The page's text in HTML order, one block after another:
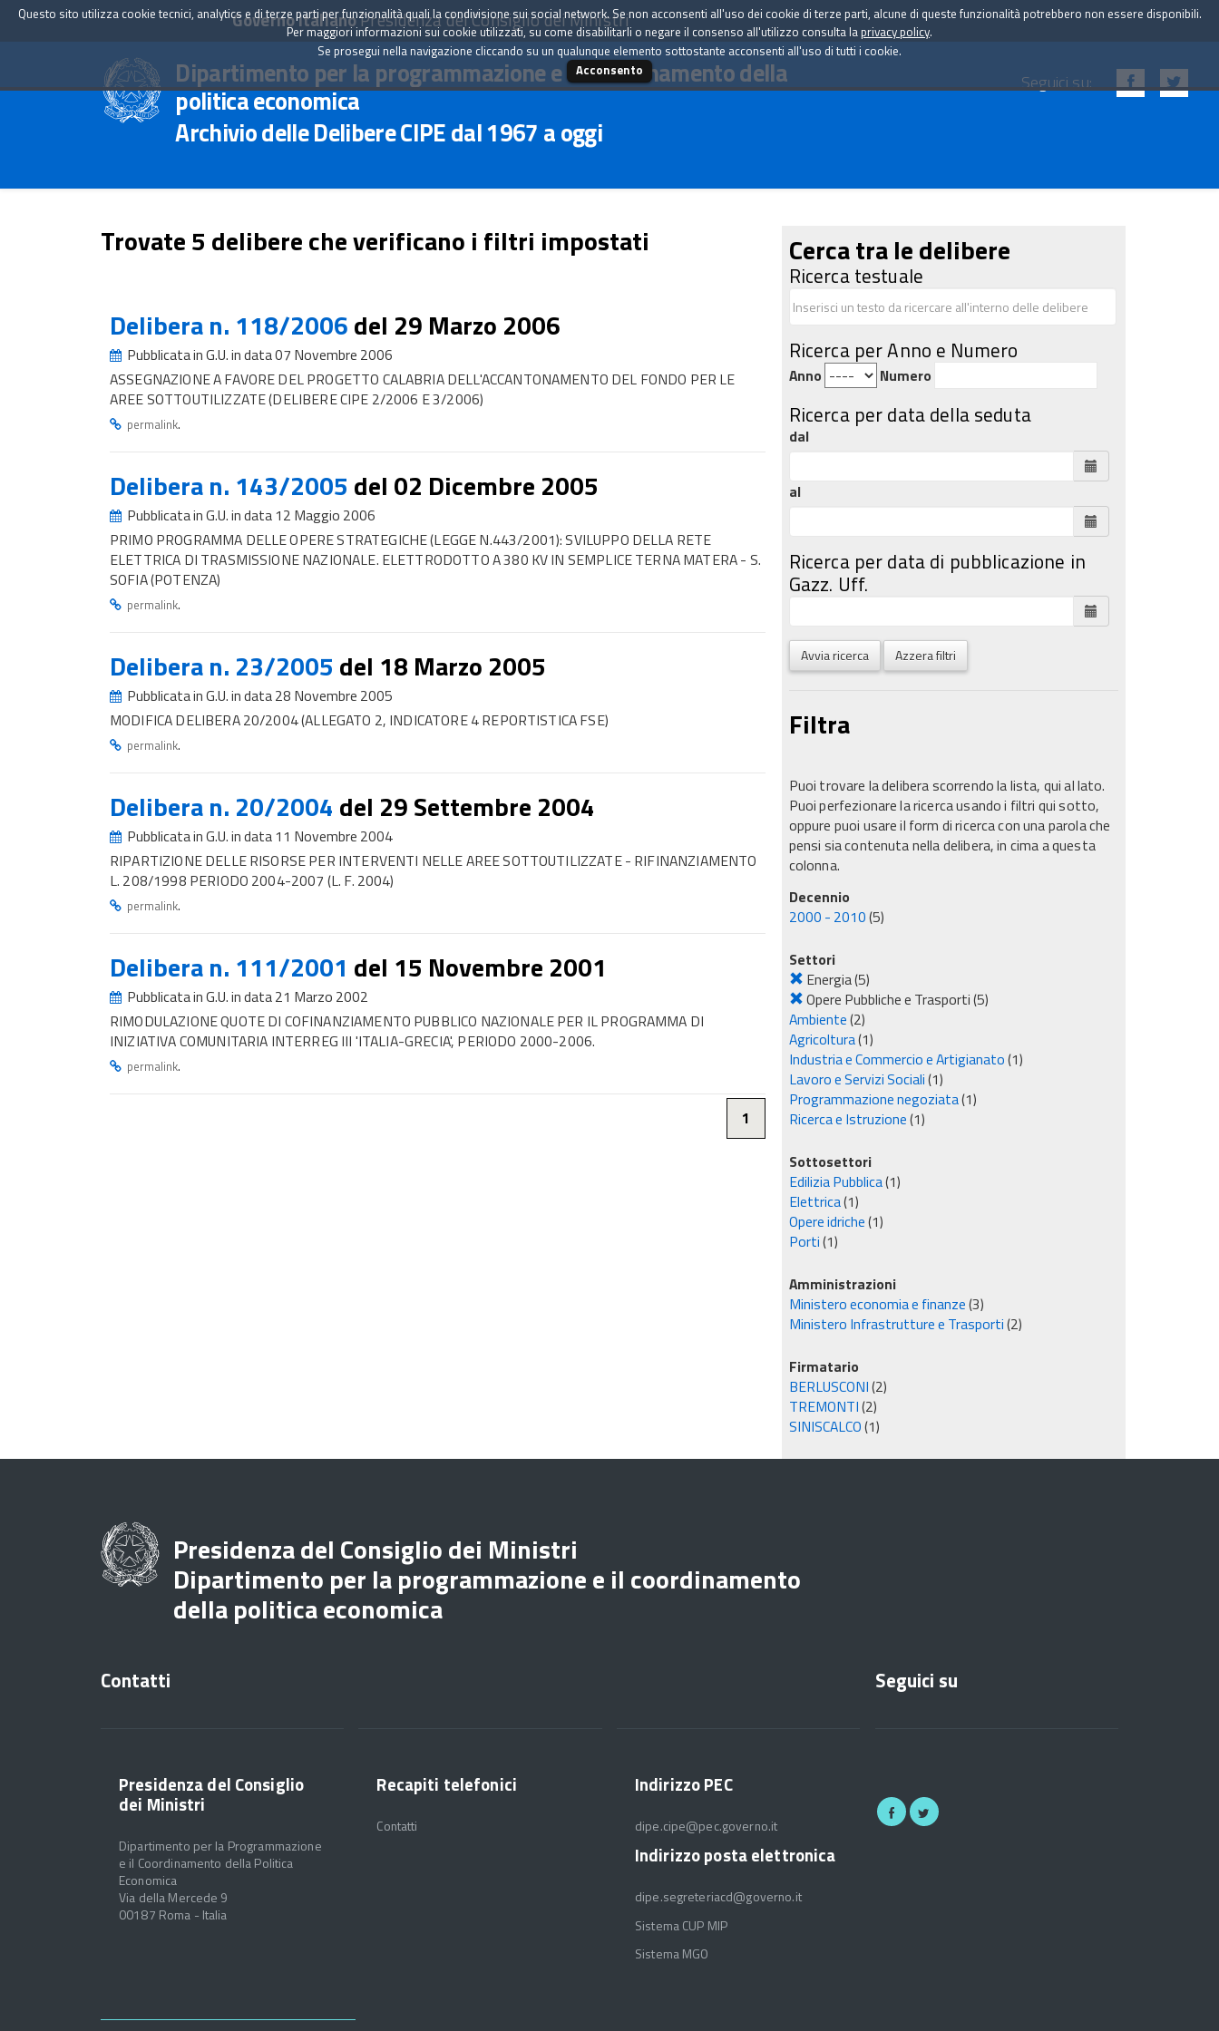
Governo ItalianoPresidenza del Consiglio dei Ministri
Dipartimento per la programmazione e il coordinamento della
politica economica
Archivio delle Delibere CIPE dal 1967 a oggi
Seguici su:
Trovate 5 delibere che verificano i filtri impostati
Delibera n. 118/2006del 29 Marzo 2006
Pubblicata in G.U. in data 07 Novembre 2006
ASSEGNAZIONE A FAVORE DEL PROGETTO CALABRIA DELL'ACCANTONAMENTO DEL FONDO PER LE
AREE SOTTOUTILIZZATE (DELIBERE CIPE 2/2006 E 3/2006)
permalink.
Delibera n. 143/2005 del 02 Dicembre 2005
Pubblicata in G.U. in data 12 Maggio 2006
PRIMO PROGRAMMA DELLE OPERE STRATEGICHE (LEGGE N.443/2001): SVILUPPO DELLA RETE
ELETTRICA DI TRASMISSIONE NAZIONALE. ELETTRODOTTO A 380 KV IN SEMPLICE TERNA MATERA - S.
SOFIA (POTENZA)
permalink.
Delibera n. 23/2005 del 18 Marzo 2005
Pubblicata in G.U. in data 28 Novembre 2005
MODIFICA DELIBERA 20/2004 (ALLEGATO 2, INDICATORE 4 REPORTISTICA FSE)
permalink.
Delibera n. 20/2004 del 29 Settembre 2004
Pubblicata in G.U. in data 11 Novembre 2004
RIPARTIZIONE DELLE RISORSE PER INTERVENTI NELLE AREE SOTTOUTILIZZATE - RIFINANZIAMENTO
L. 208/1998 PERIODO 2004-2007 (L. F. 2004)
permalink.
Delibera n. 111/2001 del 15 Novembre 2001
Pubblicata in G.U. in data 21 Marzo 2002
RIMODULAZIONE QUOTE DI COFINANZIAMENTO PUBBLICO NAZIONALE PER IL PROGRAMMA DI
INIZIATIVA COMUNITARIA INTERREG III 'ITALIA-GRECIA', PERIODO 2000-2006.
permalink.
1
Cerca tra le delibere
Ricerca testuale
Ricerca per Anno e Numero
Anno Numero
Ricerca per data della seduta
dal
al
Ricerca per data di pubblicazione in
Gazz. Uff.
Avvia ricerca Azzera filtri
Filtra
Puoi trovare la delibera scorrendo la lista, qui al lato.
Puoi perfezionare la ricerca usando i filtri qui sotto,
oppure puoi usare il form di ricerca con una parola che
pensi sia contenuta nella delibera, in cima a questa
colonna.
Decennio
2000 - 2010(5)
Settori
Energia(5)
Opere Pubbliche e Trasporti(5)
Ambiente(2)
Agricoltura(1)
Industria e Commercio e Artigianato(1)
Lavoro e Servizi Sociali(1)
Programmazione negoziata(1)
Ricerca e Istruzione(1)
Sottosettori
Edilizia Pubblica(1)
Elettrica(1)
Opere idriche(1)
Porti(1)
Amministrazioni
Ministero economia e finanze(3)
Ministero Infrastrutture e Trasporti(2)
Firmatario
BERLUSCONI(2)
TREMONTI(2)
SINISCALCO(1)
Questo sito utilizza cookie tecnici, analytics e di terze parti per funzionalità quali la condivisione sui social network. Se non acconsenti all'uso dei cookie di terze parti, alcune di queste funzionalità potrebbero non essere disponibili.
Per maggiori informazioni sui cookie utilizzati, su come disabilitarli o negare il consenso all'utilizzo consulta la privacy policy.
Se prosegui nella navigazione cliccando su un qualunque elemento sottostante acconsenti all'uso di tutti i cookie.
Acconsento
Presidenza del Consiglio dei Ministri
Dipartimento per la programmazione e il coordinamento
della politica economica
Contatti
Presidenza del Consiglio
dei Ministri
Dipartimento per la Programmazione
e il Coordinamento della Politica
Economica
Via della Mercede 9
00187 Roma - Italia
Recapiti telefonici
Contatti
Indirizzo PEC
dipe.cipe@pec.governo.it
Indirizzo posta elettronica
dipe.segreteriacd@governo.it
Sistema CUP MIP
Sistema MGO
Seguici su